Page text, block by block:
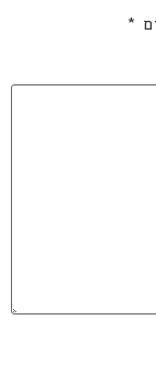
*